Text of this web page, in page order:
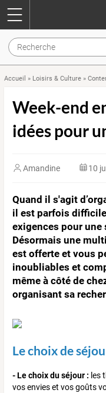
Accueil » Loisirs & Culture »
Week-end
idées pour
Amandine 10
Quand il s'agit
il est parfois
exigences pour une
Désormais une
est offerte et vous
inoubliables et
même à côté de
organisant sa
Le choix de
- Le choix du séjour : les
vos envies et vos goûts